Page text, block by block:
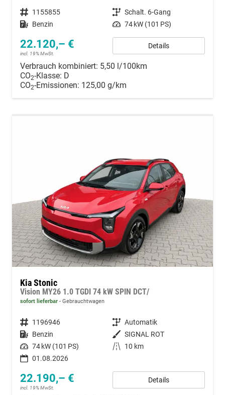
Fahrzeugnummer 1155855 Getriebe Schalt. 6-Gang
Kraftstoff Benzin Leistung 74 kW (101 PS)
22.120,– €
incl. 19% MwSt.
Details
Verbrauch kombiniert: 5,50 l/100km
CO2-Klasse: D
CO2-Emissionen: 125,00 g/km
Kia Stonic
Vision MY26 1.0 TGDI 74 kW SPIN DCT/
sofort lieferbar Gebrauchtwagen
Fahrzeugnummer 1196946 Getriebe Automatik
Kraftstoff Benzin Außenfarbe SIGNAL ROT
Leistung 74 kW (101 PS) Kilometerstand
10 km
01.08.2026
22.190,– €
incl. 19% MwSt.
Details